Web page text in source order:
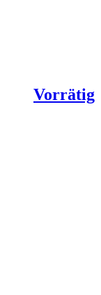
Vorrätig